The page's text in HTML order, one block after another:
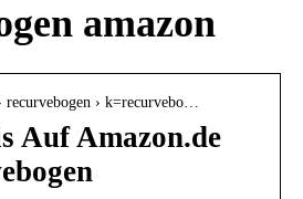
amazon
recurvebogen › k=recurvebo…
Auf Amazon.de